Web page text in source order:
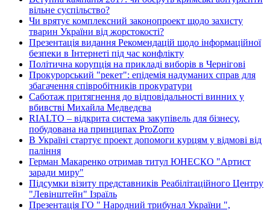
вільне суспільство?
Чи врятує комплексний законопроект щодо захисту
тварин України від жорстокості?
Презентація видання Рекомендацій щодо інформаційної
безпеки в Інтернеті під час конфлікту
Політична корупція на прикладі виборів в Чернігові
Прокурорський "рекет": епідемія надуманих справ для
збагачення співробітників прокуратури
Саботаж притягнення до відповідальності винних у
вбивстві Михайла Медведєва
RIALTO – відкрита система закупівель для бізнесу,
побудована на принципах ProZorro
В Україні стартує проект допомоги курцям у відмові від
паління
Герман Макаренко отримав титул ЮНЕСКО "Артист
заради миру"
Підсумки візиту представників Реабілітаційного Центру
"Левінштейн" Ізраїль
Презентація ГО " Народний трибунал України ",